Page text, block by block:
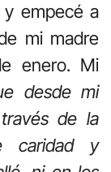
y empecé a
mi madre
enero. Mi
desde mi
de la
caridad y